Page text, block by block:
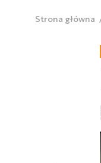
Strona główna